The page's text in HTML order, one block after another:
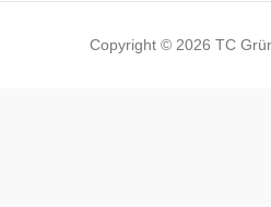
Copyright © 2026 TC